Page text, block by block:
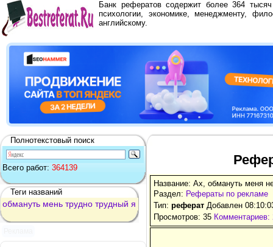
Банк рефератов содержит более 364
психологии, экономике, менеджменту,
английскому.
Полнотекстовый поиск
Всего работ: 364139
Теги названий
обмануть мень трудно трудный я
Название: Ах, обмануть меня
Раздел: Рефераты по рекламе
Тип: реферат Добавлен
Просмотров: 35 Комментариев: